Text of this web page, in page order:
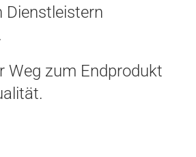
Dienstleistern
Weg zum Endprodukt